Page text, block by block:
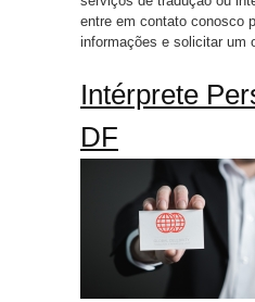
entre em contato conosco
informações e solicitar um
Intérprete
DF